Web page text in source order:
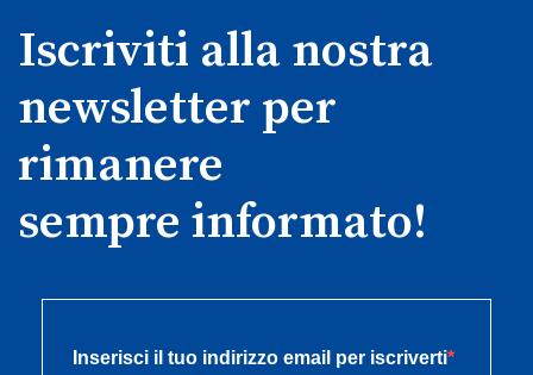
Iscriviti alla nostra
newsletter per
rimanere
sempre informato!